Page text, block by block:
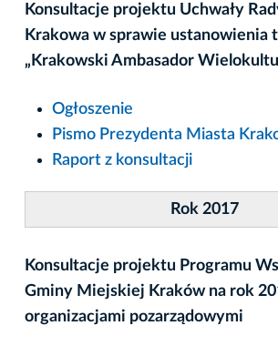
Konsultacje projektu Uchwały
Krakowa w sprawie ustanowienia
„Krakowski Ambasador
Ogłoszenie
Pismo Prezydenta Miasta
Raport z konsultacji
Rok 2017
Konsultacje projektu Programu
Gminy Miejskiej Kraków na rok
organizacjami pozarządowymi